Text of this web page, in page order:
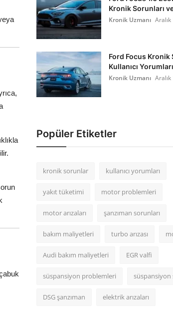
Kronik Sorunları
Kronik Uzmanı
Ford Focus Kronik
Kullanıcı
Kronik Uzmanı
Popüler Etiketler
kronik sorunlar kullanıcı yorumları
yakıt tüketimi motor problemleri
motor arızaları şanzıman sorunları
bakım maliyetleri turbo arızası
Audi bakım maliyetleri EGR valfi
süspansiyon problemleri süspansiyon
DSG şanzıman elektrik arızaları